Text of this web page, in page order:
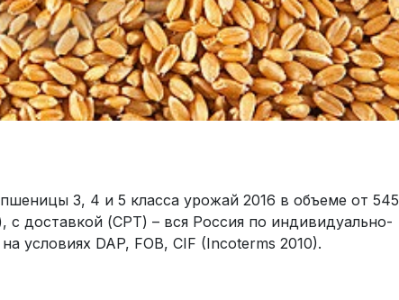
3, 4 и 5 класса урожай 2016 в объеме от 545
с доставкой (CPT) – вся Россия по индивидуально-
условиях DAP, FOB, СIF (Incoterms 2010).